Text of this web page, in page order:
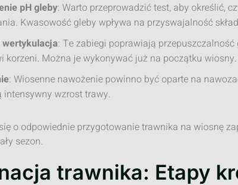
pH gleby: Warto przeprowadzić test, aby określić,
Kwasowość gleby wpływa na przyswajalność
: Te zabiegi poprawiają
korzeni. Można je wykonywać już na początku wiosny.
: Wiosenne nawożenie powinno być oparte na
intensywny wzrost trawy.
o odpowiednie przygotowanie trawnika na wiosnę
sezon.
trawnika: Etapy